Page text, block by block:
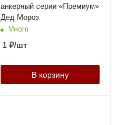
анкерный серии «Премиум»
Дед Мороз
Много
1₽/шт
В корзину